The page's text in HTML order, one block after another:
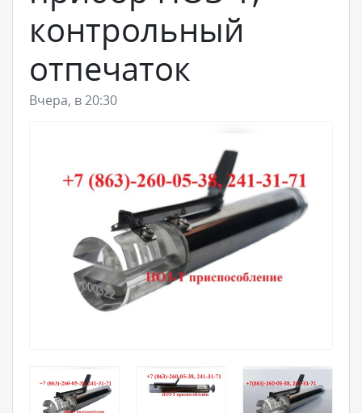
контрольный
отпечаток
Вчера, в 20:30